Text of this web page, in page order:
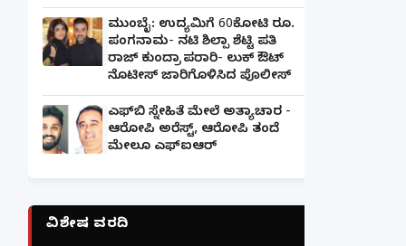
ಮುಂಬೈ: ಉದ್ಯಮಿಗೆ 60ಕೋಟಿ ರೂ.
ಪಂಗನಾಮ- ನಟಿ ಶಿಲ್ಪಾ ಶೆಟ್ಟಿ ಪತಿ
ರಾಜ್ ಕುಂದ್ರಾ ಪರಾರಿ- ಲುಕ್ ಔಟ್
ನೊಟೀಸ್ ಜಾರಿಗೊಳಿಸಿದ ಪೊಲೀಸ್
ಎಫ್‌ಬಿ ಸ್ನೇಹಿತೆ ಮೇಲೆ ಅತ್ಯಾಚಾರ -
ಆರೋಪಿ ಅರೆಸ್ಟ್, ಆರೋಪಿ ತಂದೆ
ಮೇಲೂ ಎಫ್ಐಆರ್
ವಿಶೇಷ ವರದಿ